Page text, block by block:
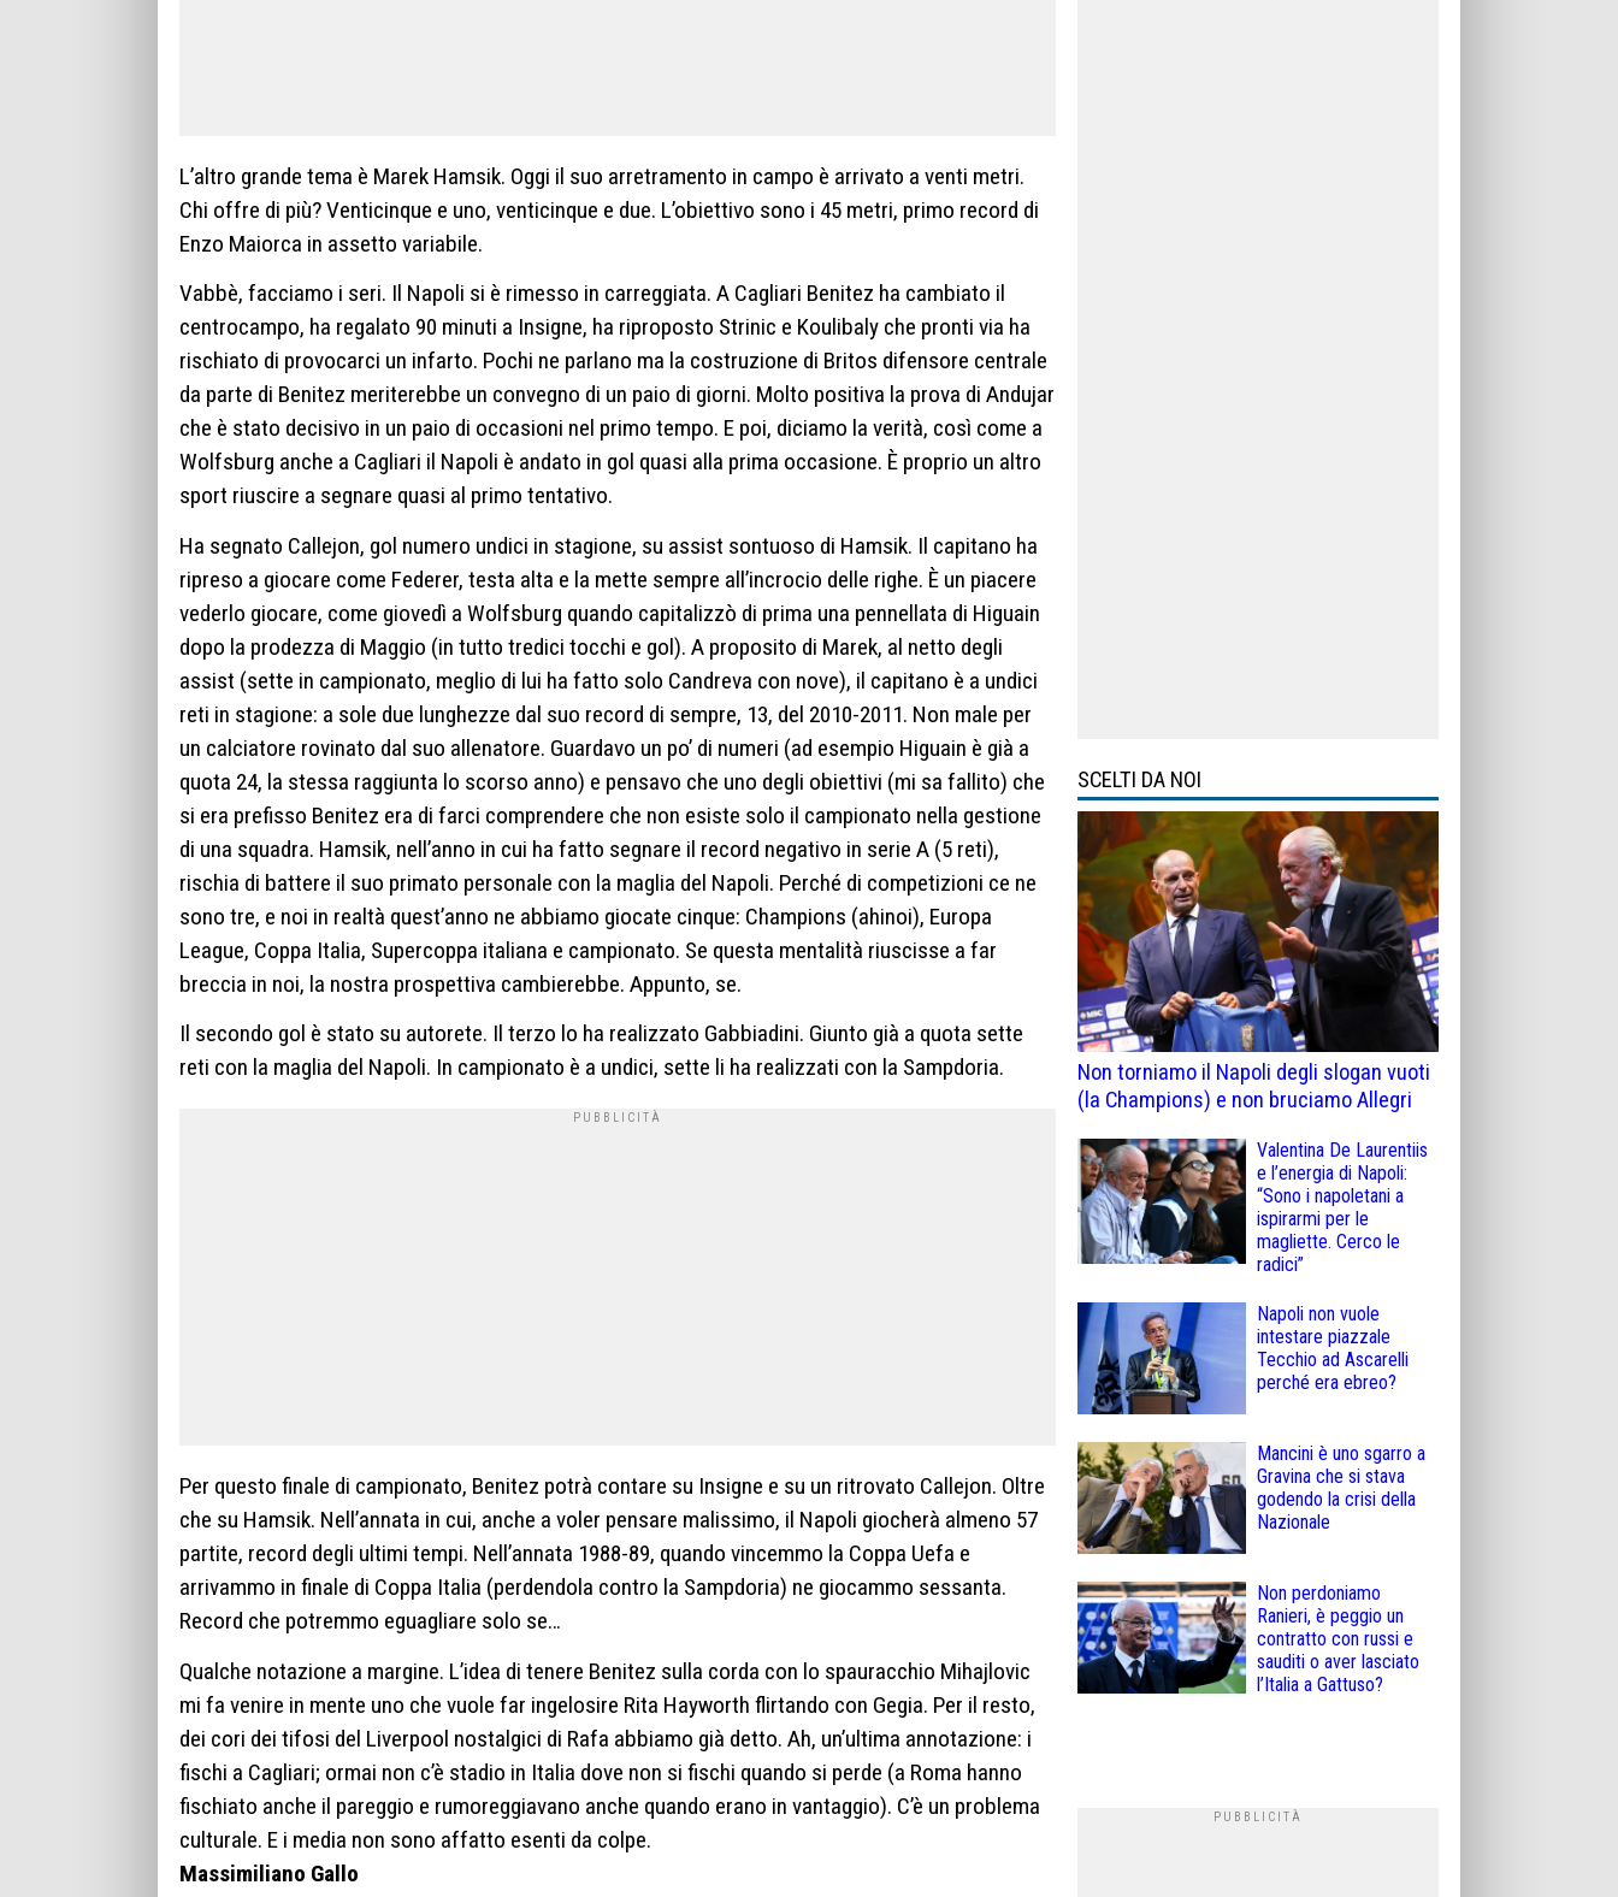
L’altro grande tema è Marek Hamsik. Oggi il suo arretramento in campo è arrivato a venti metri.
Chi offre di più? Venticinque e uno, venticinque e due. L’obiettivo sono i 45 metri, primo record di
Enzo Maiorca in assetto variabile.
Vabbè, facciamo i seri. Il Napoli si è rimesso in carreggiata. A Cagliari Benitez ha cambiato il
centrocampo, ha regalato 90 minuti a Insigne, ha riproposto Strinic e Koulibaly che pronti via ha
rischiato di provocarci un infarto. Pochi ne parlano ma la costruzione di Britos difensore centrale
da parte di Benitez meriterebbe un convegno di un paio di giorni. Molto positiva la prova di Andujar
che è stato decisivo in un paio di occasioni nel primo tempo. E poi, diciamo la verità, così come a
Wolfsburg anche a Cagliari il Napoli è andato in gol quasi alla prima occasione. È proprio un altro
sport riuscire a segnare quasi al primo tentativo.
Ha segnato Callejon, gol numero undici in stagione, su assist sontuoso di Hamsik. Il capitano ha
ripreso a giocare come Federer, testa alta e la mette sempre all’incrocio delle righe. È un piacere
vederlo giocare, come giovedì a Wolfsburg quando capitalizzò di prima una pennellata di Higuain
dopo la prodezza di Maggio (in tutto tredici tocchi e gol). A proposito di Marek, al netto degli
assist (sette in campionato, meglio di lui ha fatto solo Candreva con nove), il capitano è a undici
reti in stagione: a sole due lunghezze dal suo record di sempre, 13, del 2010-2011. Non male per
un calciatore rovinato dal suo allenatore. Guardavo un po’ di numeri (ad esempio Higuain è già a
quota 24, la stessa raggiunta lo scorso anno) e pensavo che uno degli obiettivi (mi sa fallito) che
si era prefisso Benitez era di farci comprendere che non esiste solo il campionato nella gestione
di una squadra. Hamsik, nell’anno in cui ha fatto segnare il record negativo in serie A (5 reti),
rischia di battere il suo primato personale con la maglia del Napoli. Perché di competizioni ce ne
sono tre, e noi in realtà quest’anno ne abbiamo giocate cinque: Champions (ahinoi), Europa
League, Coppa Italia, Supercoppa italiana e campionato. Se questa mentalità riuscisse a far
breccia in noi, la nostra prospettiva cambierebbe. Appunto, se.
Il secondo gol è stato su autorete. Il terzo lo ha realizzato Gabbiadini. Giunto già a quota sette
reti con la maglia del Napoli. In campionato è a undici, sette li ha realizzati con la Sampdoria.
Per questo finale di campionato, Benitez potrà contare su Insigne e su un ritrovato Callejon. Oltre
che su Hamsik. Nell’annata in cui, anche a voler pensare malissimo, il Napoli giocherà almeno 57
partite, record degli ultimi tempi. Nell’annata 1988-89, quando vincemmo la Coppa Uefa e
arrivammo in finale di Coppa Italia (perdendola contro la Sampdoria) ne giocammo sessanta.
Record che potremmo eguagliare solo se…
Qualche notazione a margine. L’idea di tenere Benitez sulla corda con lo spauracchio Mihajlovic
mi fa venire in mente uno che vuole far ingelosire Rita Hayworth flirtando con Gegia. Per il resto,
dei cori dei tifosi del Liverpool nostalgici di Rafa abbiamo già detto. Ah, un’ultima annotazione: i
fischi a Cagliari; ormai non c’è stadio in Italia dove non si fischi quando si perde (a Roma hanno
fischiato anche il pareggio e rumoreggiavano anche quando erano in vantaggio). C’è un problema
culturale. E i media non sono affatto esenti da colpe.
Massimiliano Gallo
SCELTI DA NOI
Non torniamo il Napoli degli slogan vuoti
(la Champions) e non bruciamo Allegri
Valentina De Laurentiis
e l’energia di Napoli:
“Sono i napoletani a
ispirarmi per le
magliette. Cerco le
radici”
Napoli non vuole
intestare piazzale
Tecchio ad Ascarelli
perché era ebreo?
Mancini è uno sgarro a
Gravina che si stava
godendo la crisi della
Nazionale
Non perdoniamo
Ranieri, è peggio un
contratto con russi e
sauditi o aver lasciato
l’Italia a Gattuso?